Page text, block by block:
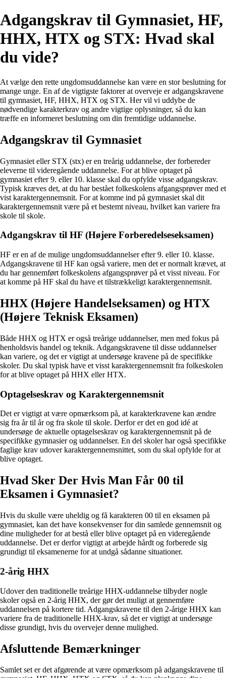
Adgangskrav til Gymnasiet, HF,
HHX, HTX og STX: Hvad skal
du vide?
At vælge den rette ungdomsuddannelse kan være en stor beslutning for
mange unge. En af de vigtigste faktorer at overveje er adgangskravene
til gymnasiet, HF, HHX, HTX og STX. Her vil vi uddybe de
nødvendige karakterkrav og andre vigtige oplysninger, så du kan
træffe en informeret beslutning om din fremtidige uddannelse.
Adgangskrav til Gymnasiet
Gymnasiet eller STX (stx) er en treårig uddannelse, der forbereder
eleverne til videregående uddannelse. For at blive optaget på
gymnasiet efter 9. eller 10. klasse skal du opfylde visse adgangskrav.
Typisk kræves det, at du har bestået folkeskolens afgangsprøver med et
vist karaktergennemsnit. For at komme ind på gymnasiet skal dit
karaktergennemsnit være på et bestemt niveau, hvilket kan variere fra
skole til skole.
Adgangskrav til HF (Højere Forberedelseseksamen)
HF er en af de mulige ungdomsuddannelser efter 9. eller 10. klasse.
Adgangskravene til HF kan også variere, men det er normalt krævet, at
du har gennemført folkeskolens afgangsprøver på et visst niveau. For
at komme på HF skal du have et tilstrækkeligt karaktergennemsnit.
HHX (Højere Handelseksamen) og HTX
(Højere Teknisk Eksamen)
Både HHX og HTX er også treårige uddannelser, men med fokus på
henholdsvis handel og teknik. Adgangskravene til disse uddannelser
kan variere, og det er vigtigt at undersøge kravene på de specifikke
skoler. Du skal typisk have et visst karaktergennemsnit fra folkeskolen
for at blive optaget på HHX eller HTX.
Optagelseskrav og Karaktergennemsnit
Det er vigtigt at være opmærksom på, at karakterkravene kan ændre
sig fra år til år og fra skole til skole. Derfor er det en god idé at
undersøge de aktuelle optagelseskrav og karaktergennemsnit på de
specifikke gymnasier og uddannelser. En del skoler har også specifikke
faglige krav udover karaktergennemsnittet, som du skal opfylde for at
blive optaget.
Hvad Sker Der Hvis Man Får 00 til
Eksamen i Gymnasiet?
Hvis du skulle være uheldig og få karakteren 00 til en eksamen på
gymnasiet, kan det have konsekvenser for din samlede gennemsnit og
dine muligheder for at bestå eller blive optaget på en videregående
uddannelse. Det er derfor vigtigt at arbejde hårdt og forberede sig
grundigt til eksamenerne for at undgå sådanne situationer.
2-årig HHX
Udover den traditionelle treårige HHX-uddannelse tilbyder nogle
skoler også en 2-årig HHX, der gør det muligt at gennemføre
uddannelsen på kortere tid. Adgangskravene til den 2-årige HHX kan
variere fra de traditionelle HHX-krav, så det er vigtigt at undersøge
disse grundigt, hvis du overvejer denne mulighed.
Afsluttende Bemærkninger
Samlet set er det afgørende at være opmærksom på adgangskravene til